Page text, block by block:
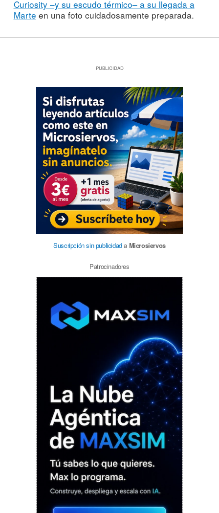
Curiosity –y su escudo térmico– a su llegada a
Marte en una foto cuidadosamente preparada.
PUBLICIDAD
Suscripción sin publicidada Microsiervos
Patrocinadores